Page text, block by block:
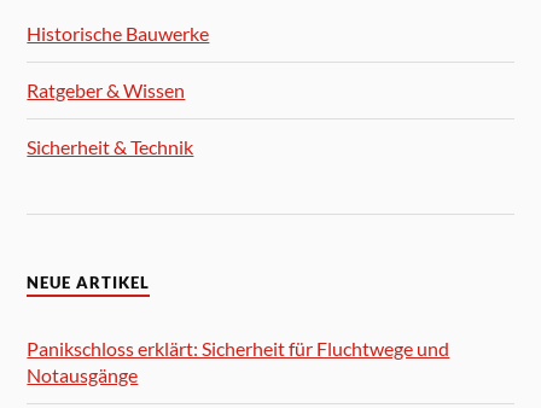
Historische Bauwerke
Ratgeber & Wissen
Sicherheit & Technik
NEUE ARTIKEL
Panikschloss erklärt: Sicherheit für Fluchtwege und
Notausgänge